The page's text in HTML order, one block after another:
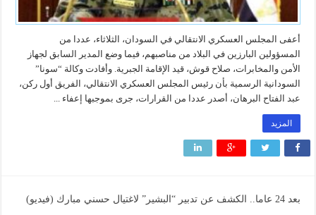
أعفى المجلس العسكري الانتقالي في السودان، الثلاثاء، عددا من
المسؤولين البارزين في البلاد من مناصبهم، فيما وضع المدير السابق لجهاز
الأمن والمخابرات، صلاح قوش، قيد الإقامة الجبرية. وأفادت وكالة “سونا”
السودانية الرسمية بأن رئيس المجلس العسكري الانتقالي، الفريق أول ركن،
عبد الفتاح البرهان، أصدر عددا من القرارات، جرى بموجبها إعفاء ...
المزيد
بعد 24 عاما.. الكشف عن تدبير “البشير” لاغتيال حسني مبارك (فيديو)